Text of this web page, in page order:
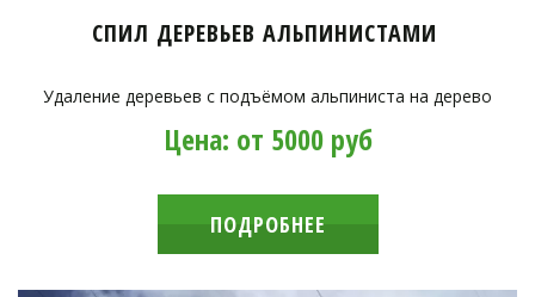
СПИЛ ДЕРЕВЬЕВ АЛЬПИНИСТАМИ
Удаление деревьев с подъёмом альпиниста на дерево
Цена: от 5000 руб
ПОДРОБНЕЕ